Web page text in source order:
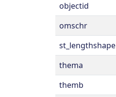
objectid
omschr
st_lengthshape
thema
themb